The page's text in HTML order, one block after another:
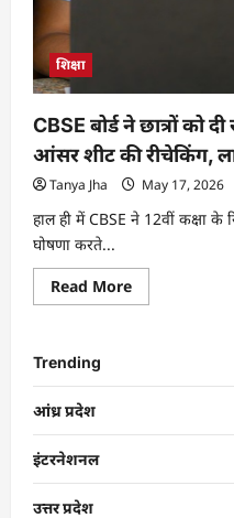
शिक्षा
CBSE बोर्ड ने छात्रों को
आंसर शीट की रीचेकिंग,
Tanya Jha May 17, 2026
हाल ही में CBSE ने 12वीं कक्षा के
घोषणा करते...
Read More
Trending
आंध्र प्रदेश
इंटरनेशनल
उत्तर प्रदेश